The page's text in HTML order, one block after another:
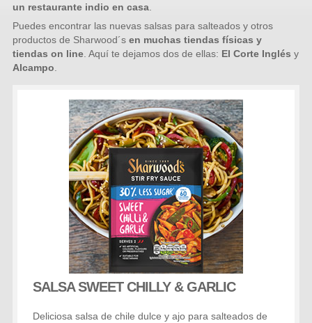
un restaurante indio en casa.
Puedes encontrar las nuevas salsas para salteados y otros
productos de Sharwood´sen muchas tiendas físicas y
tiendas on line. Aquí te dejamos dos de ellas: El Corte Inglés y
Alcampo.
SALSA SWEET CHILLY & GARLIC
Deliciosa salsa de chile dulce y ajo para salteados de